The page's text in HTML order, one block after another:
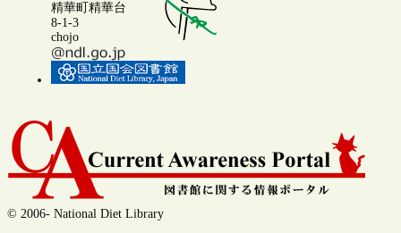
精華町精華台
8-1-3
chojo
© 2006- National Diet Library